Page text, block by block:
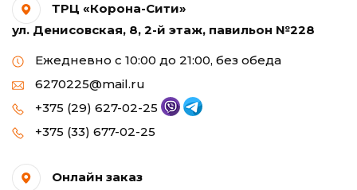
ТРЦ «Корона-Сити»
ул. Денисовская, 8, 2-й этаж, павильон №228
Ежедневно с 10:00 до 21:00, без обеда
6270225@mail.ru
+375 (29) 627-02-25
+375 (33) 677-02-25
Онлайн заказ